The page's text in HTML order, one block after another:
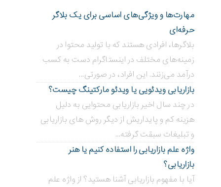
مهارت‌ها و ویژگی‌های اساسی برای یک بلاگر
حرفه‌ای
بلاگر‌ها، افرادی هستند که با تولید محتوا در
زمینه‌های مختلف در اینستاگرام دست به کسب
درآمد می‌زنند. این افراد، در صورتی...
بازاریابی ویدئویی ‌یا ویدئو مارکتینگ چیست؟
در چند سال اخیر بازاریابی محتوایی به دلیل
هزینه کم و پایداریش از دیگر روش های بازاریابی
و تبلیغات سبقت گرفته...
واژه علم بازاریابی را استفاده کنیم یا هنر
بازاریابی؟
آیا با مفهوم بازاریابی آشنا هستید؟ از واژه علم